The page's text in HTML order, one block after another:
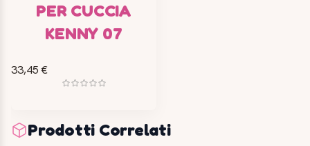
PER CUCCIA
KENNY 07
33,45 €
Prodotti Correlati